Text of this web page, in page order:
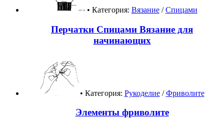
• Категория: Вязание/Спицами
Перчатки Спицами Вязание для
начинающих
• Категория: Рукоделие/Фриволите
Элементы фриволите